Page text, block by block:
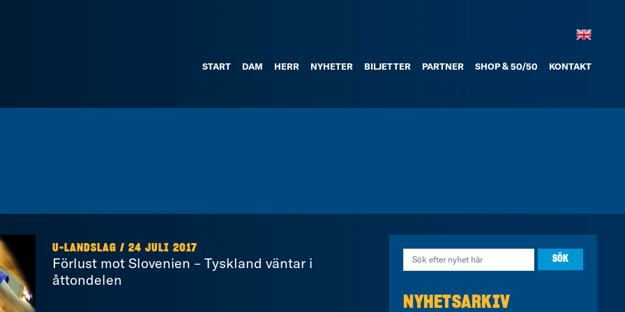
START DAM HERR NYHETER BILJETTER PARTNER SHOP & 50/50 KONTAKT
U-LANDSLAG / 24 JULI 2017
Förlust mot Slovenien – Tyskland väntar i
åttondelen
NYHETSARKIV